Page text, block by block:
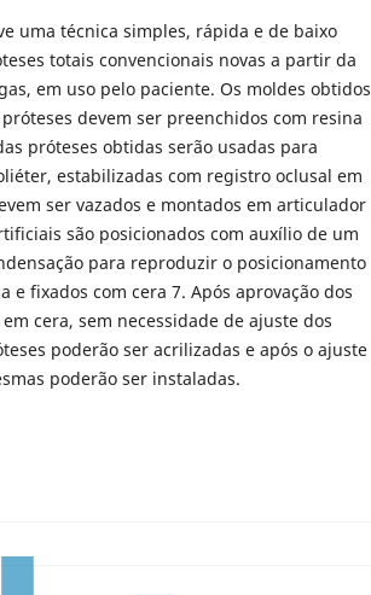
uma técnica simples, rápida e de baixo
totais convencionais novas a partir da
em uso pelo paciente. Os moldes obtidos
devem ser preenchidos com resina
próteses obtidas serão usadas para
estabilizadas com registro oclusal em
ser vazados e montados em articulador
são posicionados com auxílio de um
para reproduzir o posicionamento
e fixados com cera 7. Após aprovação dos
cera, sem necessidade de ajuste dos
poderão ser acrilizadas e após o ajuste
poderão ser instaladas.